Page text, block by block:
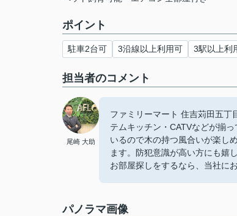
ポイント
駐車2台可 3沿線以上利用可 3駅以上利
担当者のコメント
尾崎 大助
ファミリーマート 住吉苅田五丁
テムキッチン・CATVなどが揃
いるので木の持つ風合いが楽し
ます。防犯意識が高い方にも嬉
お部屋探しをするなら、当社に
パノラマ画像